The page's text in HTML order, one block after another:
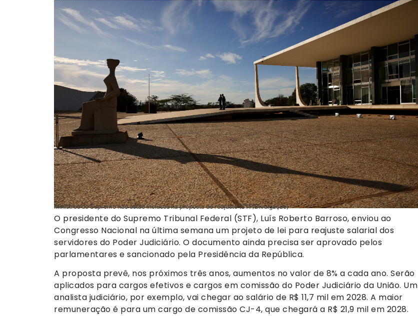
Ministros do Supremo não estão inclusos na proposta de reajuste (STF/Divulgação)
O presidente do Supremo Tribunal Federal (STF), Luís Roberto Barroso, enviou ao
Congresso Nacional na última semana um projeto de lei para reajuste salarial dos
servidores do Poder Judiciário. O documento ainda precisa ser aprovado pelos
parlamentares e sancionado pela Presidência da República.
A proposta prevê, nos próximos três anos, aumentos no valor de 8% a cada ano. Serão
aplicados para cargos efetivos e cargos em comissão do Poder Judiciário da União. Um
analista judiciário, por exemplo, vai chegar ao salário de R$ 11,7 mil em 2028. A maior
remuneração é para um cargo de comissão CJ-4, que chegará a R$ 21,9 mil em 2028.